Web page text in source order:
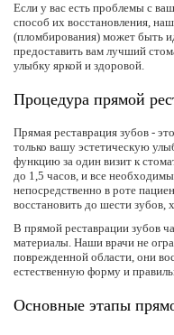
Если у вас есть проблемы с
способ их восстановления,
(пломбирования) может быть
предоставить вам лучший
улыбку яркой и здоровой.
Процедура прямой
Прямая реставрация зубов -
только вашу эстетическую
функцию за один визит к
до 1,5 часов, и все
непосредственно в роте
восстановить до шести зубов,
В прямой реставрации зубов
материалы. Наши врачи не
поврежденной области, они
естественную форму и
Основные этапы